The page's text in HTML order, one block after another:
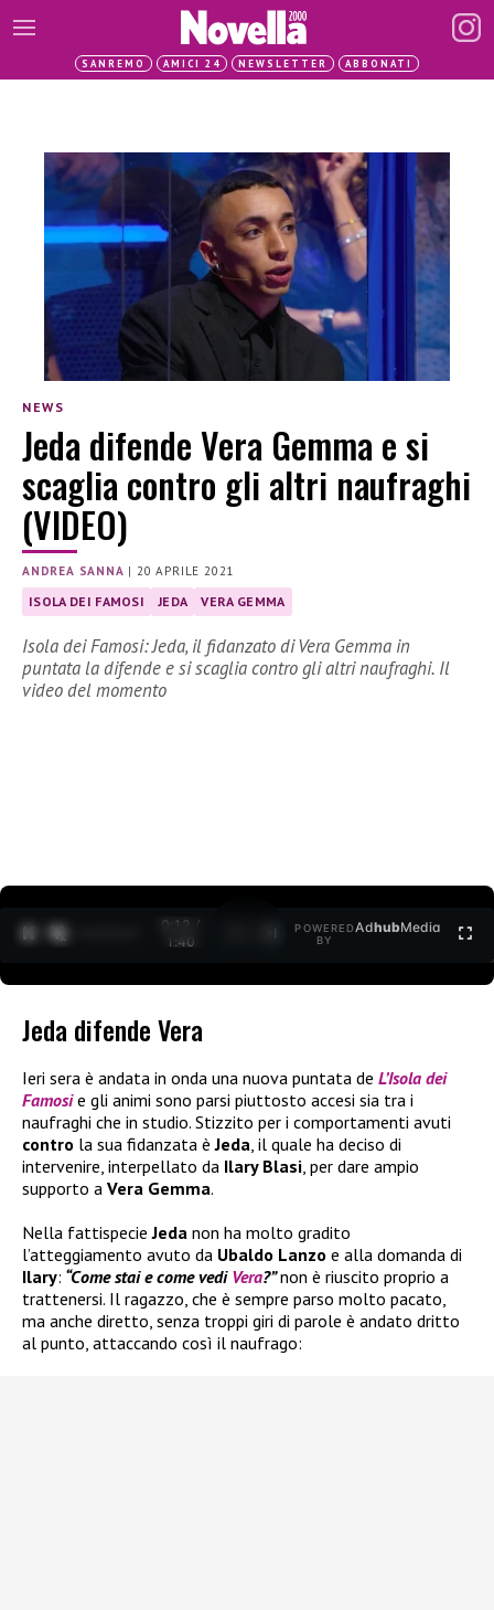
SANREMO AMICI 24 NEWSLETTER ABBONATI
NEWS
Jeda difende Vera Gemma e si
scaglia contro gli altri naufraghi
(VIDEO)
ANDREA SANNA |20 APRILE 2021
ISOLA DEI FAMOSI JEDA VERA GEMMA
Isola dei Famosi: Jeda, il fidanzato di Vera Gemma in
puntata la difende e si scaglia contro gli altri naufraghi. Il
video del momento
0:12 /
1:40
POWERED
BY
AdhubMedia
Jeda difende Vera
Ieri sera è andata in onda una nuova puntata de L’Isola dei
Famosie gli animi sono parsi piuttosto accesi sia tra i
naufraghi che in studio. Stizzito per i comportamenti avuti
contro la sua fidanzata èJeda, il quale ha deciso di
intervenire, interpellato da Ilary Blasi, per dare ampio
supporto a Vera Gemma.
Nella fattispecie Jeda non ha molto gradito
l’atteggiamento avuto da Ubaldo Lanzo e alla domanda di
Ilary: “Come stai e come vedi Vera?”non è riuscito proprio a
trattenersi. Il ragazzo, che è sempre parso molto pacato,
ma anche diretto, senza troppi giri di parole è andato dritto
al punto, attaccando così il naufrago: